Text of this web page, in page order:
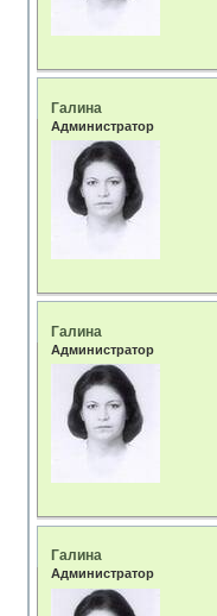
Галина
Администратор
Галина
Администратор
Галина
Администратор